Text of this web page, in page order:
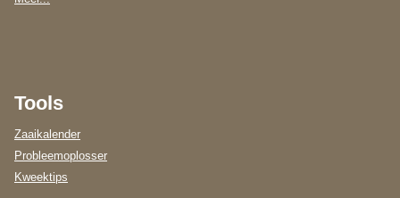
Tools
Zaaikalender
Probleemoplosser
Kweektips